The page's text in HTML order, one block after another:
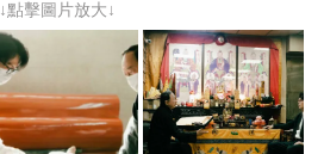
↓點擊圖片放大↓